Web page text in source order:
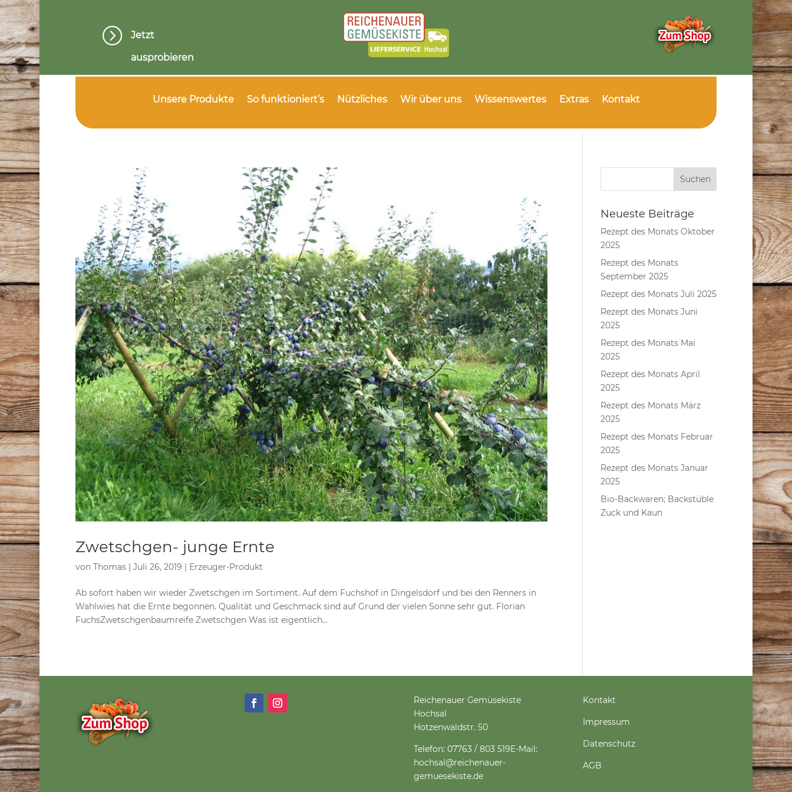
=
Jetzt
ausprobieren
Unsere Produkte So funktioniert’s Nützliches Wir über uns Wissenswertes Extras Kontakt
Zwetschgen- junge Ernte
von Thomas| Juli 26, 2019 | Erzeuger-Produkt
Ab sofort haben wir wieder Zwetschgen im Sortiment. Auf dem Fuchshof in Dingelsdorf und bei den Renners in
Wahlwies hat die Ernte begonnen. Qualität und Geschmack sind auf Grund der vielen Sonne sehr gut. Florian
FuchsZwetschgenbaumreife Zwetschgen Was ist eigentlich...
Neueste Beiträge
Rezept des Monats Oktober
2025
Rezept des Monats
September 2025
Rezept des Monats Juli 2025
Rezept des Monats Juni
2025
Rezept des Monats Mai
2025
Rezept des Monats April
2025
Rezept des Monats März
2025
Rezept des Monats Februar
2025
Rezept des Monats Januar
2025
Bio-Backwaren; Backstüble
Zuck und Kaun
Reichenauer Gemüsekiste
Hochsal
Hotzenwaldstr. 50
Telefon: 07763 / 803 519E-Mail:
hochsal@reichenauer-
gemuesekiste.de
Kontakt
Impressum
Datenschutz
AGB